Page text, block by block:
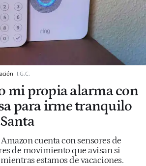
I.G.C.
mi propia alarma con
para irme tranquilo
cuenta con sensores de
de movimiento que avisan si
estamos de vacaciones.